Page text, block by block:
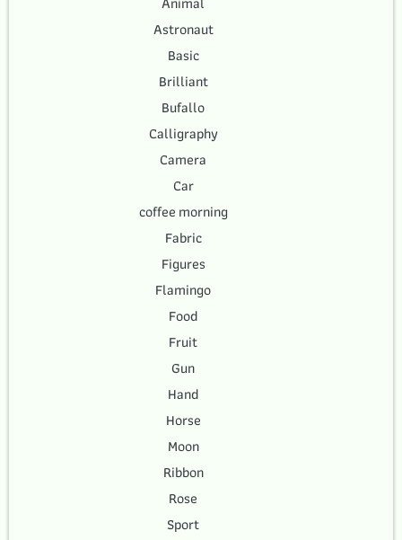
Animal
Astronaut
Basic
Brilliant
Bufallo
Calligraphy
Camera
Car
coffee morning
Fabric
Figures
Flamingo
Food
Fruit
Gun
Hand
Horse
Moon
Ribbon
Rose
Sport